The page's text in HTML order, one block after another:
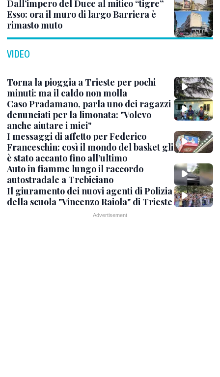
Dall’impero del Duce al mitico “tigre”
Esso: ora il muro di largo Barriera è
rimasto muto
VIDEO
Torna la pioggia a Trieste per pochi
minuti: ma il caldo non molla
Caso Pradamano, parla uno dei ragazzi
denunciati per la limonata: "Volevo
anche aiutare i miei"
I messaggi di affetto per Federico
Franceschin: così il mondo del basket gli
è stato accanto fino all’ultimo
Auto in fiamme lungo il raccordo
autostradale a Trebiciano
Il giuramento dei nuovi agenti di Polizia
della scuola "Vincenzo Raiola" di Trieste